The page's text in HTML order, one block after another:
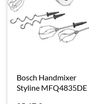
Bosch Handmixer
Styline MFQ4835DE